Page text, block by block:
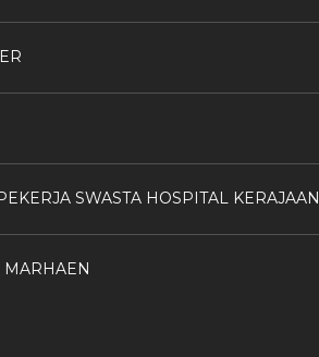
SWASTA HOSPITAL KERAJAAN
MARHAEN